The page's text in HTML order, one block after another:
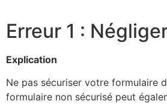
Erreur 1 :
Explication
Ne pas sécuriser votre formulaire
formulaire non sécurisé peut